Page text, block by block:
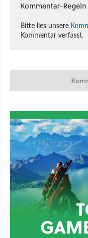
Kommentar-
Bitte lies unsere
Kommentar verfasst.